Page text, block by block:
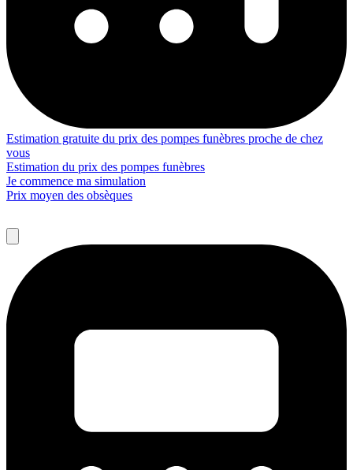
Estimation gratuite du prix des pompes funèbres proche de chez
vous
Estimation du prix des pompes funèbres
Je commence ma simulation
Prix moyen des obsèques